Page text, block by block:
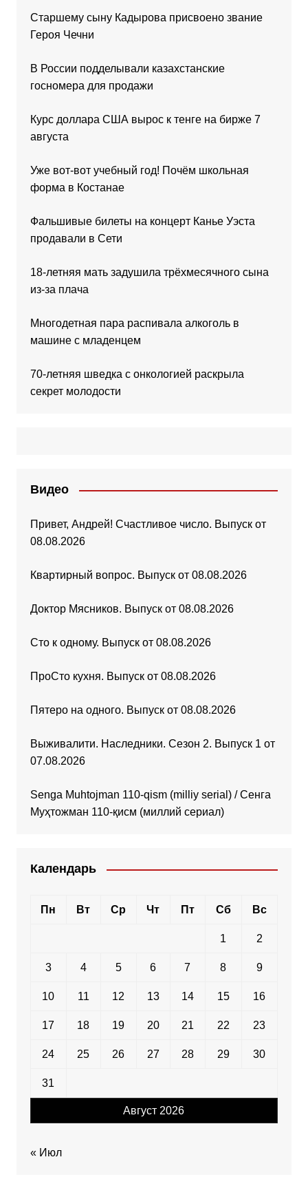
Старшему сыну Кадырова присвоено звание
Героя Чечни
В России подделывали казахстанские
госномера для продажи
Курс доллара США вырос к тенге на бирже 7
августа
Уже вот-вот учебный год! Почём школьная
форма в Костанае
Фальшивые билеты на концерт Канье Уэста
продавали в Сети
18-летняя мать задушила трёхмесячного сына
из-за плача
Многодетная пара распивала алкоголь в
машине с младенцем
70-летняя шведка с онкологией раскрыла
секрет молодости
Видео
Привет, Андрей! Счастливое число. Выпуск от
08.08.2026
Квартирный вопрос. Выпуск от 08.08.2026
Доктор Мясников. Выпуск от 08.08.2026
Сто к одному. Выпуск от 08.08.2026
ПроСто кухня. Выпуск от 08.08.2026
Пятеро на одного. Выпуск от 08.08.2026
Выживалити. Наследники. Сезон 2. Выпуск 1 от
07.08.2026
Senga Muhtojman 110-qism (milliy serial) / Сенга
Муҳтожман 110-қисм (миллий сериал)
Календарь
Август 2026
Пн Вт Ср Чт Пт Сб Вс
1 2
3 4 5 6 7 8 9
10 11 12 13 14 15 16
17 18 19 20 21 22 23
24 25 26 27 28 29 30
31
« Июл